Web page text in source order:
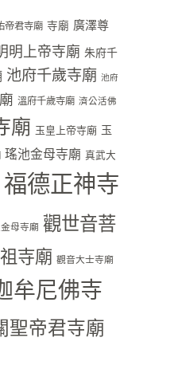
帝君寺廟 寺廟 廣澤尊
明上帝寺廟 朱府千
池府千歲寺廟 池府
溫府千歲寺廟 濟公活佛
廟 玉皇上帝寺廟 玉
瑤池金母寺廟 真武大
福德正神寺
母寺廟 觀世音菩
寺廟 觀音大士寺廟
牟尼佛寺
聖帝君寺廟